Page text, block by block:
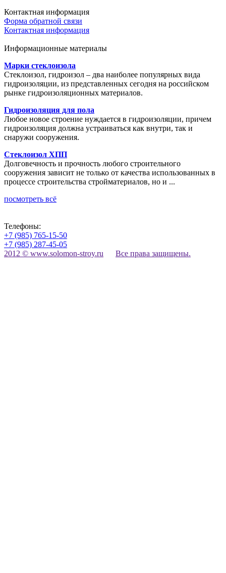
Контактная информация
Форма обратной связи
Контактная информация
Информационные материалы
Марки стеклоизола
Стеклоизол, гидроизол – два наиболее популярных вида
гидроизоляции, из представленных сегодня на российском
рынке гидроизоляционных материалов.
Гидроизоляция для пола
Любое новое строение нуждается в гидроизоляции, причем
гидроизоляция должна устраиваться как внутри, так и
снаружи сооружения.
Стеклоизол ХПП
Долговечность и прочность любого строительного
сооружения зависит не только от качества использованных в
процессе строительства стройматериалов, но и ...
посмотреть всё
Телефоны:
+7 (985) 765-15-50
+7 (985) 287-45-05
2012 © www.solomon-stroy.ru
Все права защищены.